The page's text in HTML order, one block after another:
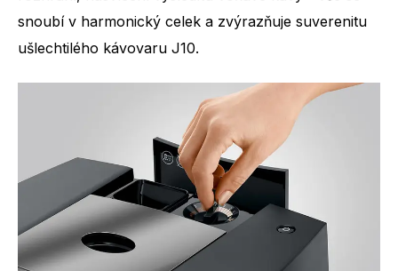
snoubí v harmonický celek a zvýrazňuje suverenitu
ušlechtilého kávovaru J10.